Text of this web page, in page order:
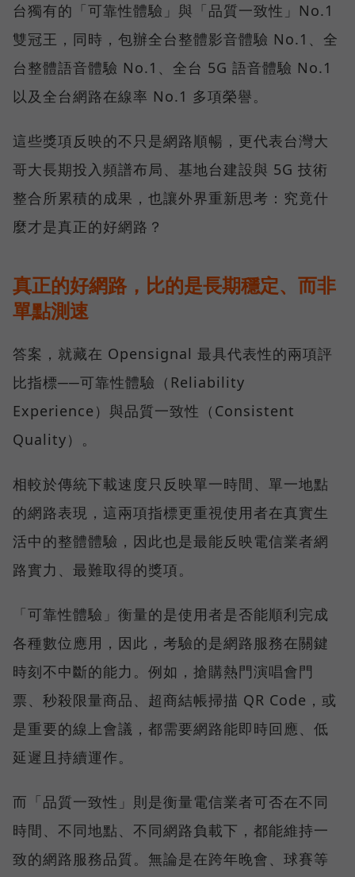
台獨有的「可靠性體驗」與「品質一致性」No.1
雙冠王，同時，包辦全台整體影音體驗 No.1、全
台整體語音體驗 No.1、全台 5G 語音體驗 No.1
以及全台網路在線率 No.1 多項榮譽。
這些獎項反映的不只是網路順暢，更代表台灣大
哥大長期投入頻譜布局、基地台建設與 5G 技術
整合所累積的成果，也讓外界重新思考：究竟什
麼才是真正的好網路？
真正的好網路，比的是長期穩定、而非
單點測速
答案，就藏在 Opensignal 最具代表性的兩項評
比指標──可靠性體驗（Reliability
Experience）與品質一致性（Consistent
Quality）。
相較於傳統下載速度只反映單一時間、單一地點
的網路表現，這兩項指標更重視使用者在真實生
活中的整體體驗，因此也是最能反映電信業者網
路實力、最難取得的獎項。
「可靠性體驗」衡量的是使用者是否能順利完成
各種數位應用，因此，考驗的是網路服務在關鍵
時刻不中斷的能力。例如，搶購熱門演唱會門
票、秒殺限量商品、超商結帳掃描 QR Code，或
是重要的線上會議，都需要網路能即時回應、低
延遲且持續運作。
而「品質一致性」則是衡量電信業者可否在不同
時間、不同地點、不同網路負載下，都能維持一
致的網路服務品質。無論是在跨年晚會、球賽等